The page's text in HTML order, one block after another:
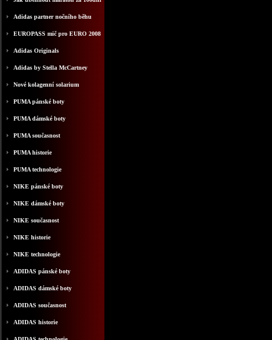
Adidas partner nočního běhu
EUROPASS mič pro EURO 2008
Adidas Originals
Adidas by Stella McCartney
Nové kolagenní solarium
PUMA pánské boty
PUMA dámské boty
PUMA současnost
PUMA historie
PUMA technologie
NIKE pánské boty
NIKE dámské boty
NIKE současnost
NIKE historie
NIKE technologie
ADIDAS pánské boty
ADIDAS dámské boty
ADIDAS současnost
ADIDAS historie